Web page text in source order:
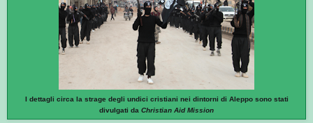
I dettagli circa la strage degli undici cristiani nei dintorni di Aleppo sono stati
divulgati da Christian Aid Mission